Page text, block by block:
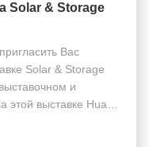
Solar & Storage
Вас
Solar & Storage
и
этой выставке Hua
и интеллектуальные